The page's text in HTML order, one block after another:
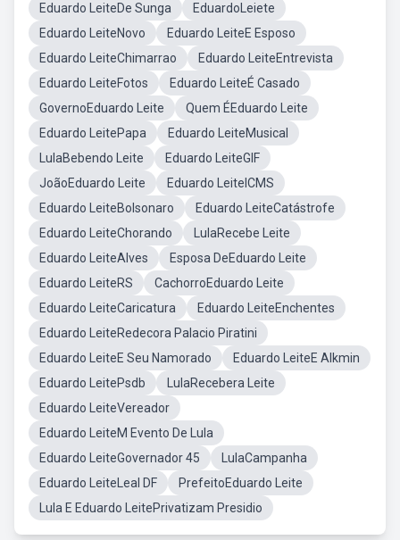
Eduardo LeiteDe Sunga
EduardoLeiete
Eduardo LeiteNovo
Eduardo LeiteE Esposo
Eduardo LeiteChimarrao
Eduardo LeiteEntrevista
Eduardo LeiteFotos
Eduardo LeiteÉ Casado
GovernoEduardo Leite
Quem ÉEduardo Leite
Eduardo LeitePapa
Eduardo LeiteMusical
LulaBebendo Leite
Eduardo LeiteGIF
JoãoEduardo Leite
Eduardo LeiteICMS
Eduardo LeiteBolsonaro
Eduardo LeiteCatástrofe
Eduardo LeiteChorando
LulaRecebe Leite
Eduardo LeiteAlves
Esposa DeEduardo Leite
Eduardo LeiteRS
CachorroEduardo Leite
Eduardo LeiteCaricatura
Eduardo LeiteEnchentes
Eduardo LeiteRedecora Palacio Piratini
Eduardo LeiteE Seu Namorado
Eduardo LeiteE Alkmin
Eduardo LeitePsdb
LulaRecebera Leite
Eduardo LeiteVereador
Eduardo LeiteM Evento De Lula
Eduardo LeiteGovernador 45
LulaCampanha
Eduardo LeiteLeal DF
PrefeitoEduardo Leite
Lula E Eduardo LeitePrivatizam Presidio